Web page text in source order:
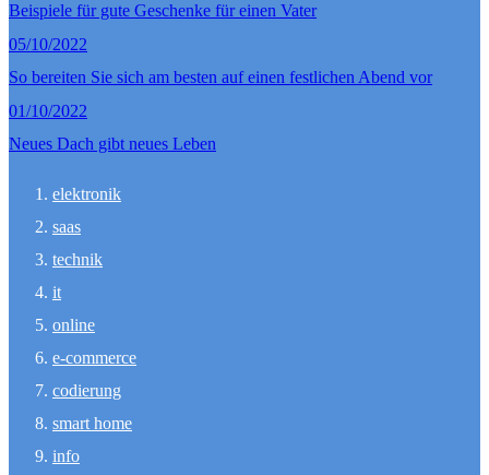
Beispiele für gute Geschenke für einen Vater
05/10/2022
So bereiten Sie sich am besten auf einen festlichen Abend vor
01/10/2022
Neues Dach gibt neues Leben
elektronik
saas
technik
it
online
e-commerce
codierung
smart home
info